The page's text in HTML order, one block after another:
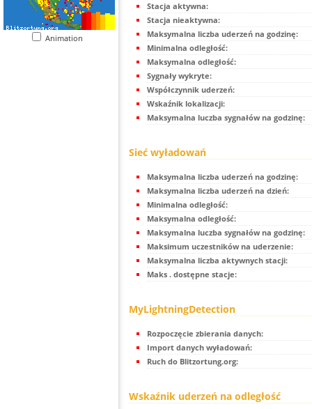
Animation
Stacja aktywna:
Stacja nieaktywna:
Maksymalna liczba uderzeń na godzinę:
Minimalna odległość:
Maksymalna odległość:
Sygnały wykryte:
Współczynnik uderzeń:
Wskaźnik lokalizacji:
Maksymalna luczba sygnałów na godzinę:
Sieć wyładowań
Maksymalna liczba uderzeń na godzinę:
Maksymalna liczba uderzeń na dzień:
Minimalna odległość:
Maksymalna odległość:
Maksymalna luczba sygnałów na godzinę:
Maksimum uczestników na uderzenie:
Maksymalna liczba aktywnych stacji:
Maks . dostępne stacje:
MyLightningDetection
Rozpoczęcie zbierania danych:
Import danych wyładowań:
Ruch do Blitzortung.org:
Wskaźnik uderzeń na odległość